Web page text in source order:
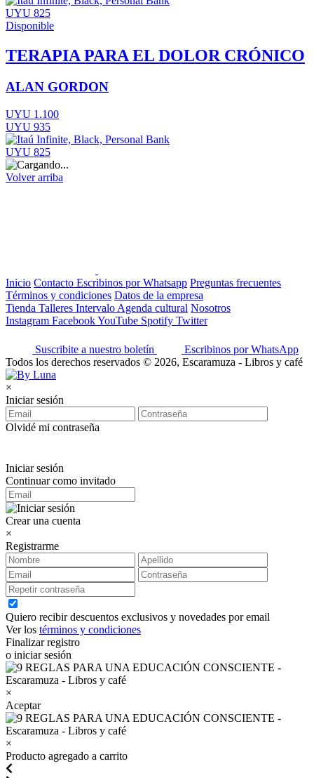
UYU 825
Disponible
TERAPIA PARA EL DOLOR CRÓNICO
ALAN GORDON
UYU 1.100
UYU 935
UYU 825
Volver arriba
Inicio Contacto Escribinos por Whatsapp Preguntas frecuentes
Términos y condiciones Datos de la empresa
Tienda Talleres Intervalo Agenda cultural Nosotros
Instagram FacebookYouTube Spotify Twitter
Suscribite a nuestro boletín
Escribinos por WhatsApp
Todos los derechos reservados © 2026, Escaramuza - Libros y café
×
Iniciar sesión
Olvidé mi contraseña
Iniciar sesión
Continuar como invitado
Crear una cuenta
×
Registrarme
Quiero recibir descuentos exclusivos y novedades por email
Ver los términos y condiciones
Finalizar registro
o iniciar sesión
×
Aceptar
×
Producto agregado a carrito